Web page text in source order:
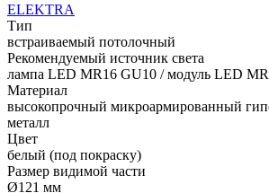
ELEKTRA
Тип
встраиваемый потолочный
Рекомендуемый источник света
лампа LED MR16 GU10 / модуль LED
Материал
высокопрочный микроармированный
металл
Цвет
белый (под покраску)
Размер видимой части
Ø121 мм